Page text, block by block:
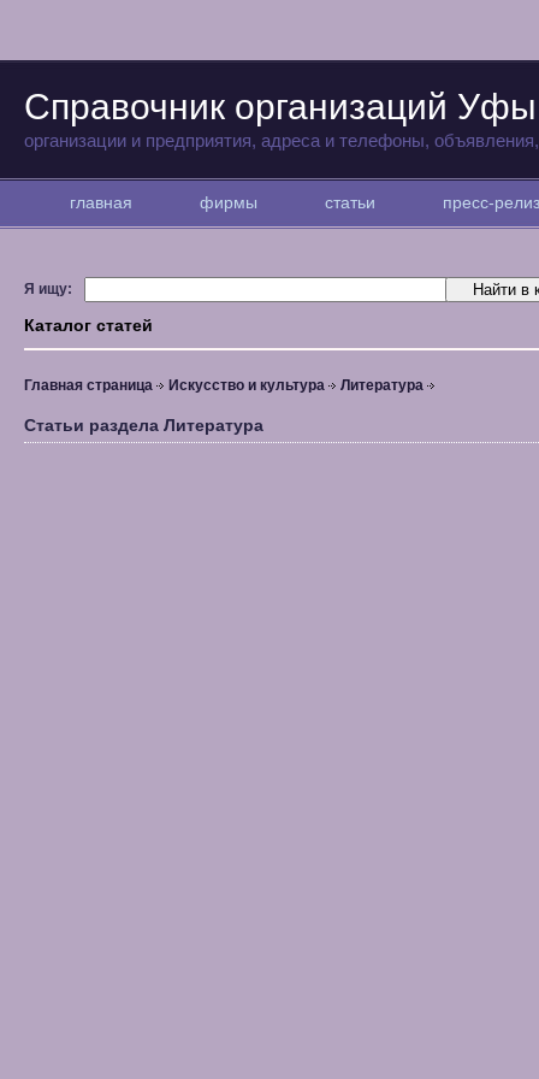
Справочник организаций Уфы
организации и предприятия, адреса и телефоны,
главная фирмы статьи пресс-
Я ищу:
Каталог статей
Главная страница Искусство и культура Литература
Статьи раздела Литература